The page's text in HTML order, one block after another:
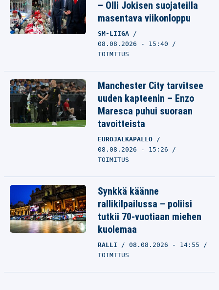
– Olli Jokisen suojateilla
masentava viikonloppu
SM-LIIGA
08.08.2026 - 15:40
TOIMITUS
Manchester City tarvitsee
uuden kapteenin – Enzo
Maresca puhui suoraan
tavoitteista
EUROJALKAPALLO
08.08.2026 - 15:26
TOIMITUS
Synkkä käänne
rallikilpailussa – poliisi
tutkii 70-vuotiaan miehen
kuolemaa
RALLI
08.08.2026 - 14:55
TOIMITUS